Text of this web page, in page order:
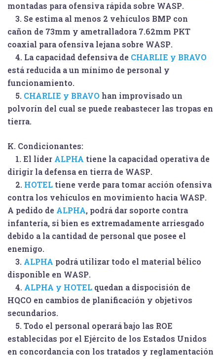
montadas para ofensiva rápida sobre WASP.
3. Se estima al menos 2 vehículos BMP con
cañon de 73mm y ametralladora 7.62mm PKT
coaxial para ofensiva lejana sobre WASP.
4. La capacidad defensiva de CHARLIE y BRAVO
está reducida a un mínimo de personal y
funcionamiento.
5. CHARLIE y BRAVO han improvisado un
polvorín del cual se puede reabastecer las tropas en
tierra.
K. Condicionantes:
1. El líder ALPHA tiene la capacidad operativa de
dirigir la defensa en tierra de WASP.
2. HOTEL tiene verde para tomar acción ofensiva
contra los vehículos en movimiento hacia WASP.
A pedido de ALPHA, podrá dar soporte contra
infantería, si bien es extremadamente arriesgado
debido a la cantidad de personal que posee el
enemigo.
3. ALPHA podrá utilizar todo el material bélico
disponible en WASP.
4. ALPHA y HOTEL quedan a dispocisión de
HQCO en cambios de planificación y objetivos
secundarios.
5. Todo el personal operará bajo las ROE
establecidas por el Ejército de los Estados Unidos
en concordancia con los tratados y reglamentación